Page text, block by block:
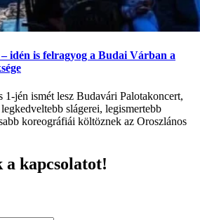
idén is felragyog a Budai Várban a
1-jén ismét lesz Budavári Palotakoncert,
slágerei, legismertebb
koreográfiái költöznek az Oroszlános
a kapcsolatot!